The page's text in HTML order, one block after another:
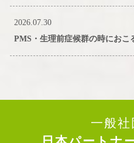
2026.07.30
PMS・生理前症候群の時におこ
一般社